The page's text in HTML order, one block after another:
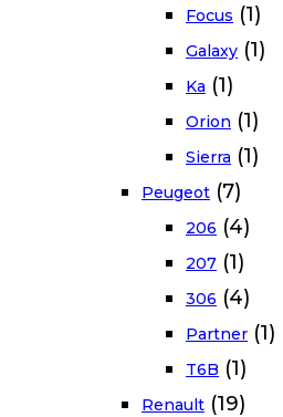
Focus (1)
Galaxy (1)
Ka (1)
Orion (1)
Sierra (1)
Peugeot (7)
206 (4)
207 (1)
306 (4)
Partner (1)
T6B (1)
Renault (19)